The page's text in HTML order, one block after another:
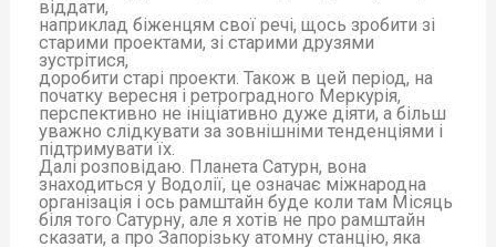
віддати,
наприклад біженцям свої речі, щось зробити зі
старими проектами, зі старими друзями
зустрітися,
доробити старі проекти. Також в цей період, на
початку вересня і ретроградного Меркурія,
перспективно не ініціативно дуже діяти, а більш
уважно слідкувати за зовнішніми тенденціями і
підтримувати їх.
Далі розповідаю. Планета Сатурн, вона
знаходиться у Водолії, це означає міжнародна
організація і ось рамштайн буде коли там Місяць
біля того Сатурну, але я хотів не про рамштайн
сказати, а про Запорізьку атомну станцію, яка